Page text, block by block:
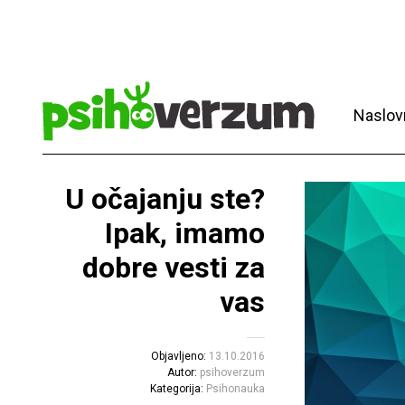
U očajanju ste?
Ipak, imamo
dobre vesti za
vas
Objavljeno: 13.10.2016
Autor: psihoverzum
Kategorija: Psihonauka